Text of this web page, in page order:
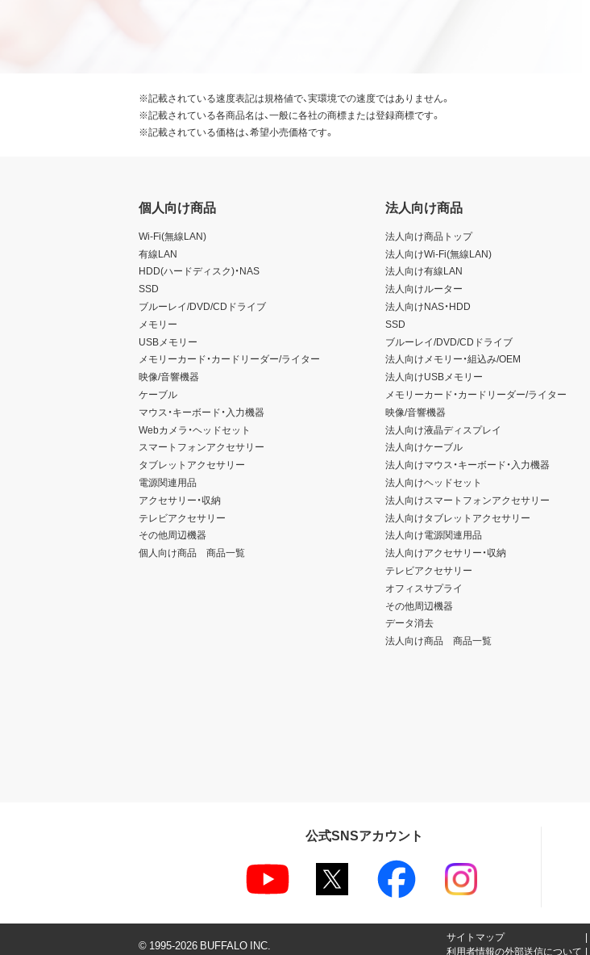
※記載されている速度表記は規格値で、実環境での速度ではありません。
※記載されている各商品名は、一般に各社の商標または登録商標です。
※記載されている価格は、希望小売価格です。
個人向け商品
Wi-Fi(無線LAN)
有線LAN
HDD(ハードディスク)・NAS
SSD
ブルーレイ/DVD/CDドライブ
メモリー
USBメモリー
メモリーカード・カードリーダー/ライター
映像/音響機器
ケーブル
マウス・キーボード・入力機器
Webカメラ・ヘッドセット
スマートフォンアクセサリー
タブレットアクセサリー
電源関連用品
アクセサリー・収納
テレビアクセサリー
その他周辺機器
個人向け商品 商品一覧
法人向け商品
法人向け商品トップ
法人向けWi-Fi(無線LAN)
法人向け有線LAN
法人向けルーター
法人向けNAS・HDD
SSD
ブルーレイ/DVD/CDドライブ
法人向けメモリー・組込み/OEM
法人向けUSBメモリー
メモリーカード・カードリーダー/ライター
映像/音響機器
法人向け液晶ディスプレイ
法人向けケーブル
法人向けマウス・キーボード・入力機器
法人向けヘッドセット
法人向けスマートフォンアクセサリー
法人向けタブレットアクセサリー
法人向け電源関連用品
法人向けアクセサリー・収納
テレビアクセサリー
オフィスサプライ
その他周辺機器
データ消去
法人向け商品 商品一覧
公式SNSアカウント
サイトマップ
利用者情報の外部送信について
© 1995-2026 BUFFALO INC.